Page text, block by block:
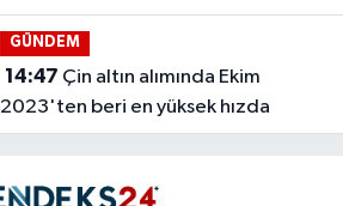
GÜNDEM
14:47
2023'ten beri en yüksek hızda